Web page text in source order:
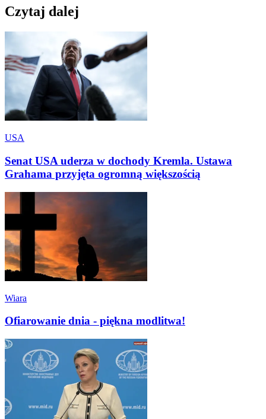
Czytaj dalej
USA
Senat USA uderza w dochody Kremla. Ustawa
Grahama przyjęta ogromną większością
Wiara
Ofiarowanie dnia - piękna modlitwa!